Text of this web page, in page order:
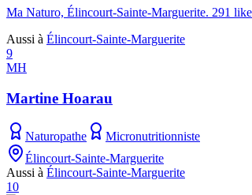
Ma Naturo, Élincourt-Sainte-Marguerite. 291
Aussi à Élincourt-Sainte-Marguerite
9
MH
Martine Hoarau
Naturopathe
Micronutritionniste
Élincourt-Sainte-Marguerite
Aussi à Élincourt-Sainte-Marguerite
10